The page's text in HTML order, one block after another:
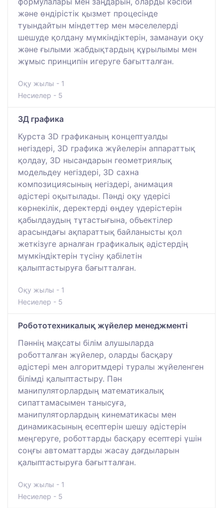
және өндірістік қызмет процесінде
туындайтын міндеттер мен мәселелерді
шешуде қолдану мүмкіндіктерін, заманауи оқу
және ғылыми жабдықтардың құрылымы мен
жұмыс принципін игеруге бағытталған.
Оқу жылы - 1
Несиелер - 5
3Д графика
Курста 3D графиканың концептуалды
негіздері, 3D графика жүйелерін аппараттық
қолдау, 3D нысандарын геометриялық
модельдеу негіздері, 3D сахна
композициясының негіздері, анимация
әдістері оқытылады. Пәнді оқу үдерісі
көрнекілік, деректерді өңдеу үдерістерін
қабылдаудың тұтастығына, объектілер
арасындағы ақпараттық байланысты қол
жеткізуге арналған графикалық әдістердің
мүмкіндіктерін түсіну қабілетін
қалыптастыруға бағытталған.
Оқу жылы - 1
Несиелер - 5
Робототехникалық жүйелер менеджменті
Пәннің мақсаты білім алушыларда
роботталған жүйелер, оларды басқару
әдістері мен алгоритмдері туралы жүйеленген
білімді қалыптастыру. Пән
манипуляторлардың математикалық
сипаттамасымен танысуға,
манипуляторлардың кинематикасы мен
динамикасының есептерін шешу әдістерін
меңгеруге, роботтарды басқару есептері үшін
соңғы автоматтарды жасау дағдыларын
қалыптастыруға бағытталған.
Оқу жылы - 1
Несиелер - 5